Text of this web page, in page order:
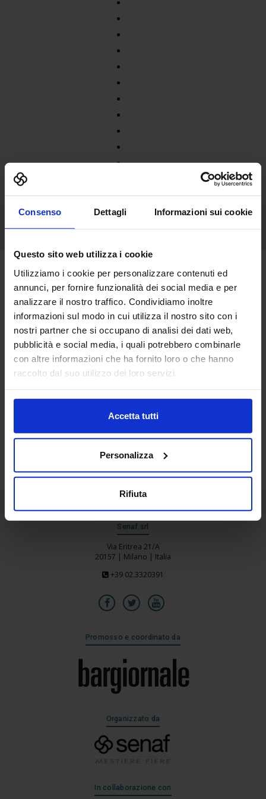
Consenso Dettagli Informazioni sui cookie
Questo sito web utilizza i cookie
Utilizziamo i cookie per personalizzare contenuti ed
annunci, per fornire funzionalità dei social media e per
analizzare il nostro traffico. Condividiamo inoltre
informazioni sul modo in cui utilizza il nostro sito con i
nostri partner che si occupano di analisi dei dati web,
pubblicità e social media, i quali potrebbero combinarle
con altre informazioni che ha fornito loro o che hanno
raccolto dal suo utilizzo dei loro servizi.
Accetta tutti
Personalizza
Rifiuta
10
Apr
BARITALIA
Senaf srl
Via Eritrea 21/A
20157 | Milano | Italia
+39 02.3320391
Promosso e coordinato da
Organizzato da
In collaborazione con